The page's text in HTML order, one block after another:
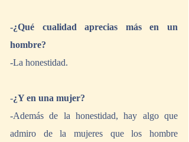
-¿Qué cualidad aprecias más en un
hombre?
-La honestidad.
-¿Y en una mujer?
-Además de la honestidad, hay algo que
admiro de la mujeres que los hombre